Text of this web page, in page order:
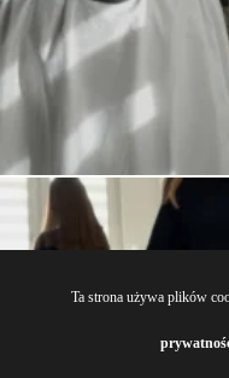
Ta strona używa plików